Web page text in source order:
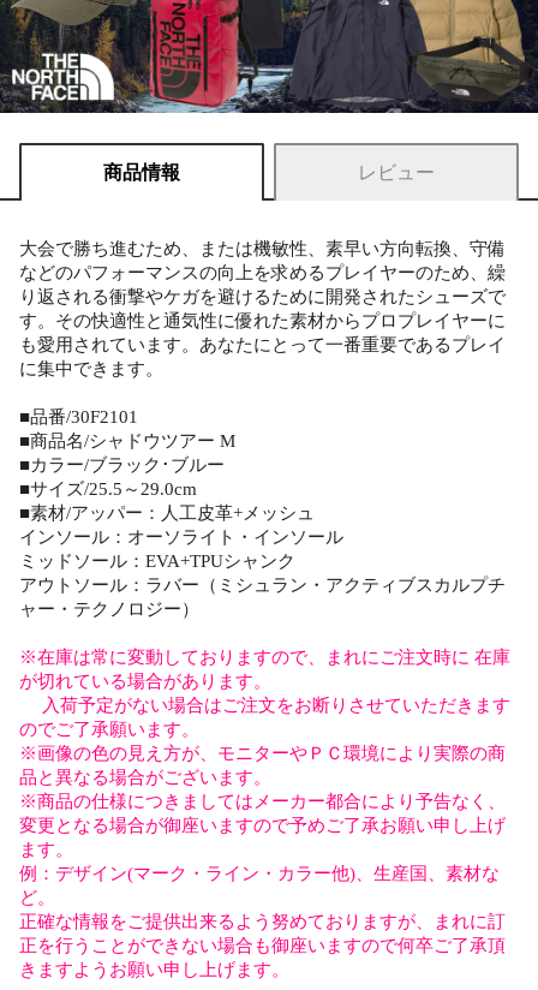
商品情報 レビュー
大会で勝ち進むため、または機敏性、素早い方向転換、守備
などのパフォーマンスの向上を求めるプレイヤーのため、繰
り返される衝撃やケガを避けるために開発されたシューズで
す。その快適性と通気性に優れた素材からプロプレイヤーに
も愛用されています。あなたにとって一番重要であるプレイ
に集中できます。
■品番/30F2101
■商品名/シャドウツアー M
■カラー/ブラック･ブルー
■サイズ/25.5～29.0cm
■素材/アッパー：人工皮革+メッシュ
インソール：オーソライト・インソール
ミッドソール：EVA+TPUシャンク
アウトソール：ラバー（ミシュラン・アクティブスカルプチ
ャー・テクノロジー）
※在庫は常に変動しておりますので、まれにご注文時に 在庫
が切れている場合があります。
入荷予定がない場合はご注文をお断りさせていただきます
のでご了承願います。
※画像の色の見え方が、モニターやＰＣ環境により実際の商
品と異なる場合がございます。
※商品の仕様につきましてはメーカー都合により予告なく、
変更となる場合が御座いますので予めご了承お願い申し上げ
ます。
例：デザイン(マーク・ライン・カラー他)、生産国、素材な
ど。
正確な情報をご提供出来るよう努めておりますが、まれに訂
正を行うことができない場合も御座いますので何卒ご了承頂
きますようお願い申し上げます。